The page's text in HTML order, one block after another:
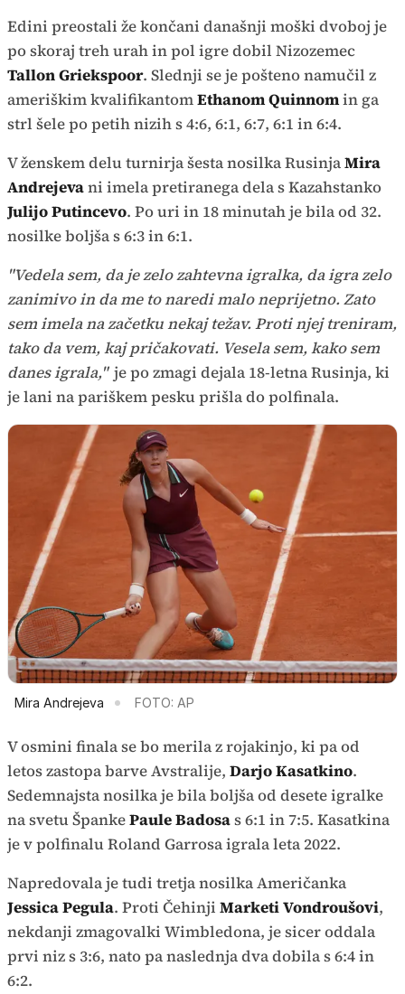
Edini preostali že končani današnji moški dvoboj je
po skoraj treh urah in pol igre dobil Nizozemec
Tallon Griekspoor. Slednji se je pošteno namučil z
ameriškim kvalifikantomEthanom Quinnomin ga
strl šele po petih nizih s 4:6, 6:1, 6:7, 6:1 in 6:4.
V ženskem delu turnirja šesta nosilka RusinjaMira
Andrejevani imela pretiranega dela s Kazahstanko
Julijo Putincevo. Po uri in 18 minutah je bila od 32.
nosilke boljša s 6:3 in 6:1.
"Vedela sem, da je zelo zahtevna igralka, da igra zelo
zanimivo in da me to naredi malo neprijetno. Zato
sem imela na začetku nekaj težav. Proti njej treniram,
tako da vem, kaj pričakovati. Vesela sem, kako sem
danes igrala," je po zmagi dejala 18-letna Rusinja, ki
je lani na pariškem pesku prišla do polfinala.
Mira Andrejeva FOTO: AP
V osmini finala se bo merila z rojakinjo, ki pa od
letos zastopa barve Avstralije, Darjo Kasatkino.
Sedemnajsta nosilka je bila boljša od desete igralke
na svetu ŠpankePaule Badosas 6:1 in 7:5. Kasatkina
je v polfinalu Roland Garrosa igrala leta 2022.
Napredovala je tudi tretja nosilka Američanka
Jessica Pegula. Proti Čehinji Marketi Vondroušovi,
nekdanji zmagovalki Wimbledona, je sicer oddala
prvi niz s 3:6, nato pa naslednja dva dobila s 6:4 in
6:2.